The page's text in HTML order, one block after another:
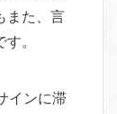
また、言
。
インに滞